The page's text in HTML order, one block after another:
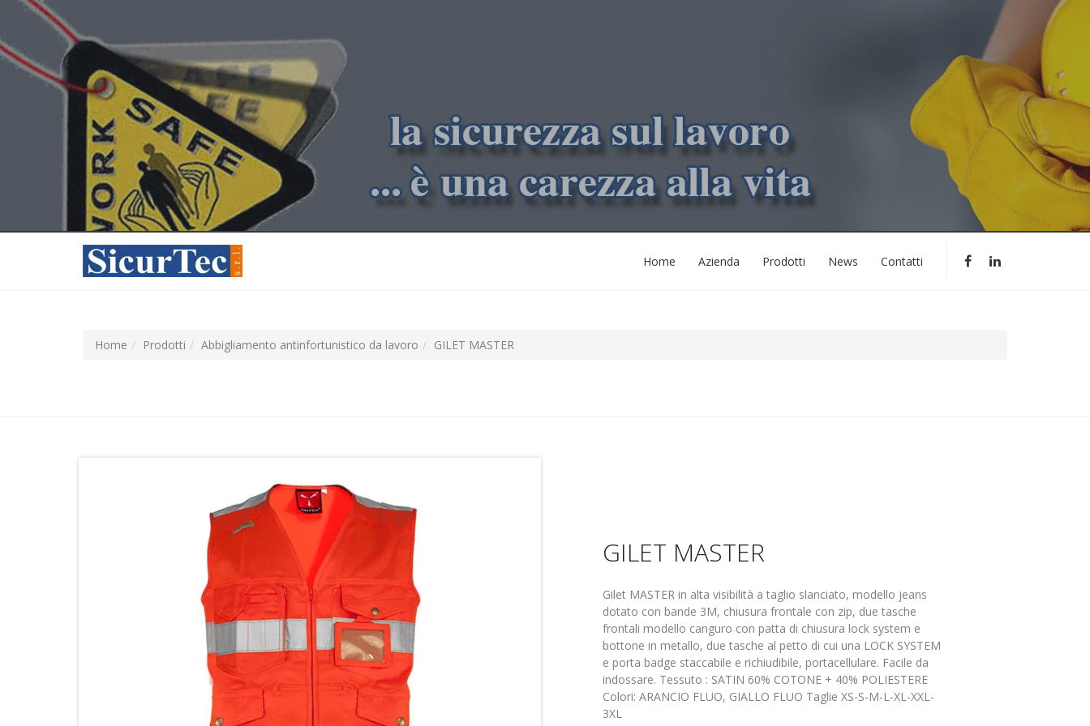
Home Azienda Prodotti News Contatti
Home Prodotti Abbigliamento antinfortunistico da lavoro GILET MASTER
GILET MASTER
Gilet MASTER in alta visibilità a taglio slanciato, modello jeans
dotato con bande 3M, chiusura frontale con zip, due tasche
frontali modello canguro con patta di chiusura lock system e
bottone in metallo, due tasche al petto di cui una LOCK SYSTEM
e porta badge staccabile e richiudibile, portacellulare. Facile da
indossare. Tessuto : SATIN 60% COTONE + 40% POLIESTERE
Colori: ARANCIO FLUO, GIALLO FLUO Taglie XS-S-M-L-XL-XXL-
3XL